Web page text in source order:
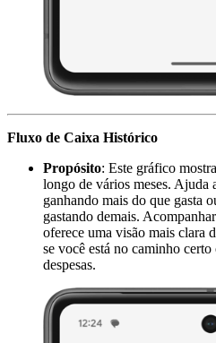
Fluxo de Caixa Histórico
Propósito: Este gráfico
longo de vários meses. Ajuda
ganhando mais do que gasta
gastando demais.
oferece uma visão mais clara
se você está no caminho
despesas.